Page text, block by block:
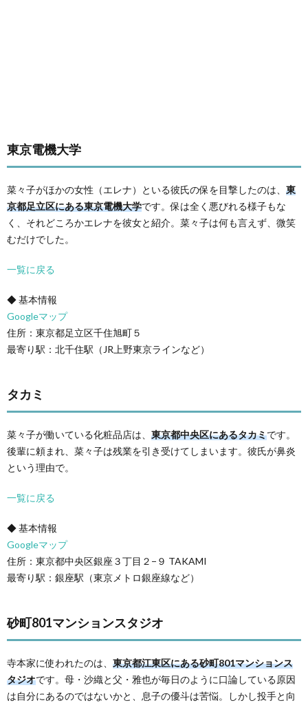
東京電機大学
菜々子がほかの女性（エレナ）といる彼氏の保を目撃したのは、 東
京都足立区にある東京電機大学です。保は全く悪びれる様子もな
く、それどころかエレナを彼女と紹介。菜々子は何も言えず、微笑
むだけでした。
一覧に戻る
◆ 基本情報
Googleマップ
住所：東京都足立区千住旭町５
最寄り駅：北千住駅（JR上野東京ラインなど）
タカミ
菜々子が働いている化粧品店は、 東京都中央区にあるタカミです。
後輩に頼まれ、菜々子は残業を引き受けてしまいます。彼氏が鼻炎
という理由で。
一覧に戻る
◆ 基本情報
Googleマップ
住所：東京都中央区銀座３丁目２−９ TAKAMI
最寄り駅：銀座駅（東京メトロ銀座線など）
砂町801マンションスタジオ
寺本家に使われたのは、 東京都江東区にある砂町801マンションス
タジオです。母・沙織と父・雅也が毎日のように口論している原因
は自分にあるのではないかと、息子の優斗は苦悩。しかし投手と向